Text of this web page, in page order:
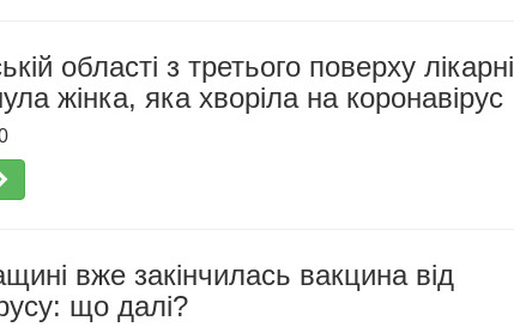
області з третього поверху лікарні
жінка, яка хворіла на коронавірус
вже закінчилась вакцина від
що далі?